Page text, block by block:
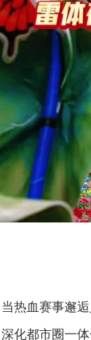
当热血赛事邂
化都市圈一